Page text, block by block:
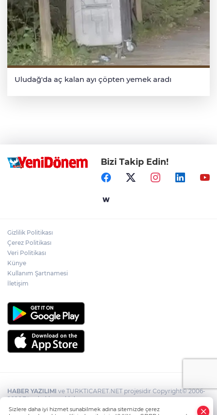
Uludağ'da aç kalan ayı çöpten yemek aradı
Bizi Takip Edin!
Gizlilik Politikası
Çerez Politikası
Veri Politikası
Künye
Kullanım Şartnamesi
İletişim
HABER YAZILIMI ve TURKTICARET.NET projesidir Copyright© 2006-
2026 Tüm hakları saklıdır.
Sizlere daha iyi hizmet sunabilmek adına sitemizde çerez